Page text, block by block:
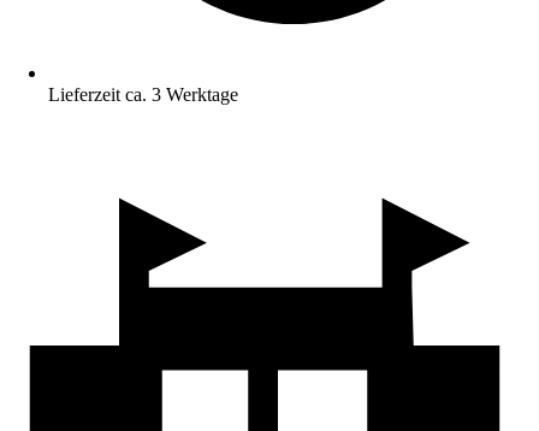
Lieferzeit ca. 3 Werktage